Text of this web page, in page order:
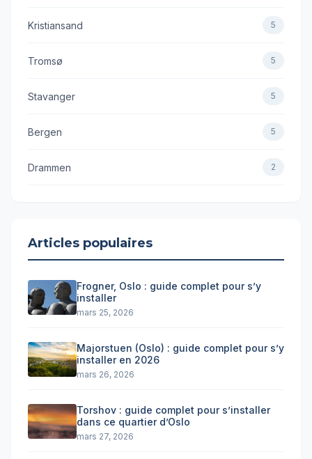
Kristiansand 5
Tromsø 5
Stavanger 5
Bergen 5
Drammen 2
Articles populaires
Frogner, Oslo : guide complet pour s’y
installer
mars 25, 2026
Majorstuen (Oslo) : guide complet pour s’y
installer en 2026
mars 26, 2026
Torshov : guide complet pour s’installer
dans ce quartier d’Oslo
mars 27, 2026